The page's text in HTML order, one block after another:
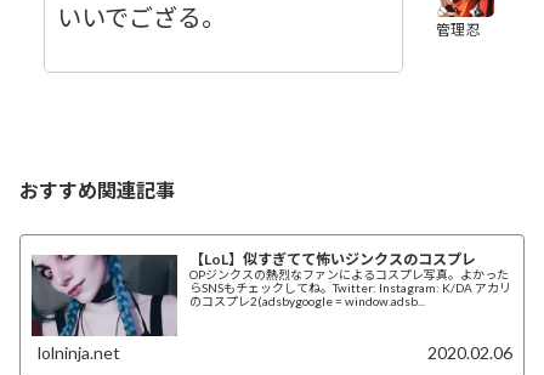
管理忍
いいでござる。
おすすめ関連記事
【LoL】似すぎてて怖いジンクスのコスプレ
OPジンクスの熱烈なファンによるコスプレ写真。よかった
らSNSもチェックしてね。Twitter: Instagram: K/DA アカリ
のコスプレ2(adsbygoogle = window.adsb...
lolninja.net 2020.02.06